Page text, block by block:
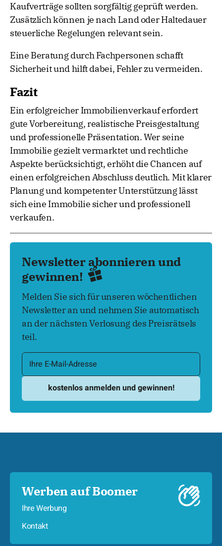
Kaufverträge sollten sorgfältig geprüft werden.
Zusätzlich können je nach Land oder Haltedauer
steuerliche Regelungen relevant sein.
Eine Beratung durch Fachpersonen schafft
Sicherheit und hilft dabei, Fehler zu vermeiden.
Fazit
Ein erfolgreicher Immobilienverkauf erfordert
gute Vorbereitung, realistische Preisgestaltung
und professionelle Präsentation. Wer seine
Immobilie gezielt vermarktet und rechtliche
Aspekte berücksichtigt, erhöht die Chancen auf
einen erfolgreichen Abschluss deutlich. Mit klarer
Planung und kompetenter Unterstützung lässt
sich eine Immobilie sicher und professionell
verkaufen.
Newsletter abonnieren und
gewinnen!
Melden Sie sich für unseren wöchentlichen
Newsletter an und nehmen Sie automatisch
an der nächsten Verlosung des Preisrätsels
teil.
Werben auf Boomer
Ihre Werbung
Kontakt